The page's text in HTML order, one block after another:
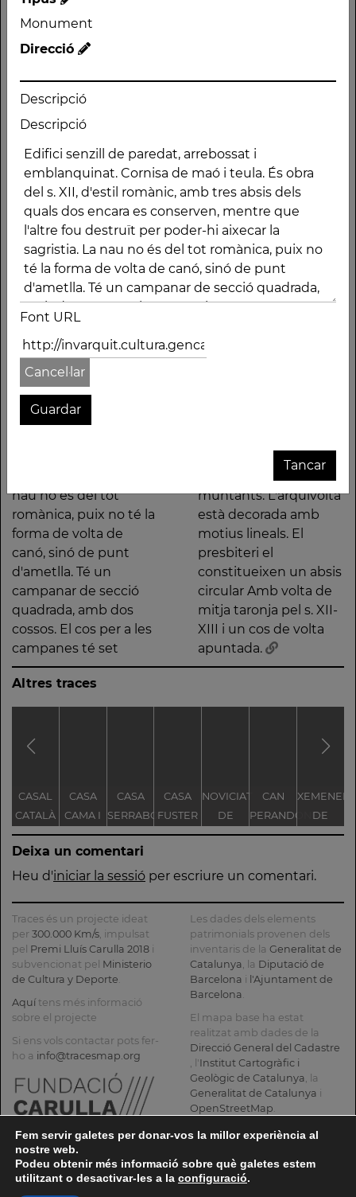
Monument
Direcció
Descripció
Descripció
Font URL
Cancel·lar
Tancar
Període
Siglo XI
Monument
Direcció
Descripció
Edifici senzill de
paredat, arrebossat i
emblanquinat. Cornisa
de maó i teula. És obra
del s. XII, d'estil
romànic, amb tres
absis dels quals dos
encara es conserven,
nau no és del tot
romànica, puix no té la
forma de volta de
canó, sinó de punt
d'ametlla. Té un
campanar de secció
quadrada, amb dos
cossos. El cos per a les
campanes té set
obertures de mig
punt, coronat amb
merlets en els quatre
vèrtexs i amb
piràmide. Fou
construït l'any 1680,
segons diu un pedra
col·locada en una
muntants. L'arquivolta
està decorada amb
motius lineals. El
presbiteri el
constitueixen un absis
circular Amb volta de
mitja taronja pel s. XII-
XIII i un cos de volta
apuntada.
Altres traces
CASAL
CATALÀ
CASA
CAMA I
ESCURRA
CASA
SERRABOU
CASA
FUSTER
NOVICIAT
DE
NOSTRA
DE LA
CAN
PERANDONES
- CASA
FARJAS
XEMENEIA
DE
L'ANTIGA
C.E.L.O.
Deixa un comentari
Heu d'iniciar la sessió per escriure un comentari.
Traces és un projecte ideat
per 300.000 Km/s , impulsat
pel Premi Lluís Carulla 2018 i
subvencionat pel Ministerio
de Cultura y Deporte
Aquí tens més informació
sobre el projecte
Si ens vols contactar pots fer-
ho a info@tracesmap.org
Les dades dels elements
patrimonials provenen dels
inventaris de la Generalitat de
Catalunya , la Diputació de
Barcelona i l'Ajuntament de
Barcelona
El mapa base ha estat
realitzat amb dades de la
Direcció General del Cadastre
, l'Institut Cartogràfic i
Geològic de Catalunya , la
Generalitat de Catalunya i
OpenStreetMap
Fem servir galetes per donar-vos la millor experiència al
nostre web.
Podeu obtenir més informació sobre què galetes estem
utilitzant o desactivar-les a la configuració.